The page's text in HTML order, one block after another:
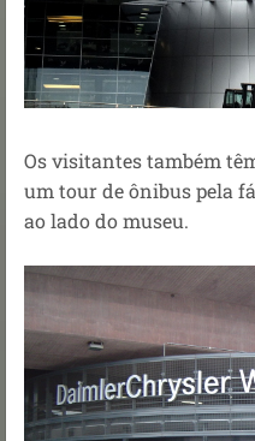
Os visitantes também
um tour de ônibus pela
ao lado do museu.